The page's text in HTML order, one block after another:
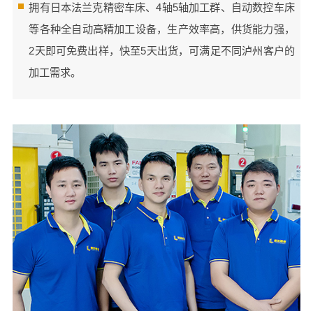
拥有日本法兰克精密车床、4轴5轴加工群、自动数控车床
等各种全自动高精加工设备，生产效率高，供货能力强，
2天即可免费出样，快至5天出货，可满足不同泸州客户的
加工需求。